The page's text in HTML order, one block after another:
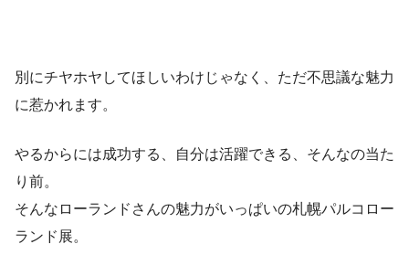
別にチヤホヤしてほしいわけじゃなく、ただ不思議な魅力
に惹かれます。
やるからには成功する、自分は活躍できる、そんなの当た
り前。
そんなローランドさんの魅力がいっぱいの札幌パルコロー
ランド展。